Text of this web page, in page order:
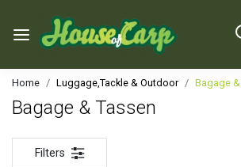
Home Luggage,Tackle & Outdoor Bagage
Bagage & Tassen
Filters